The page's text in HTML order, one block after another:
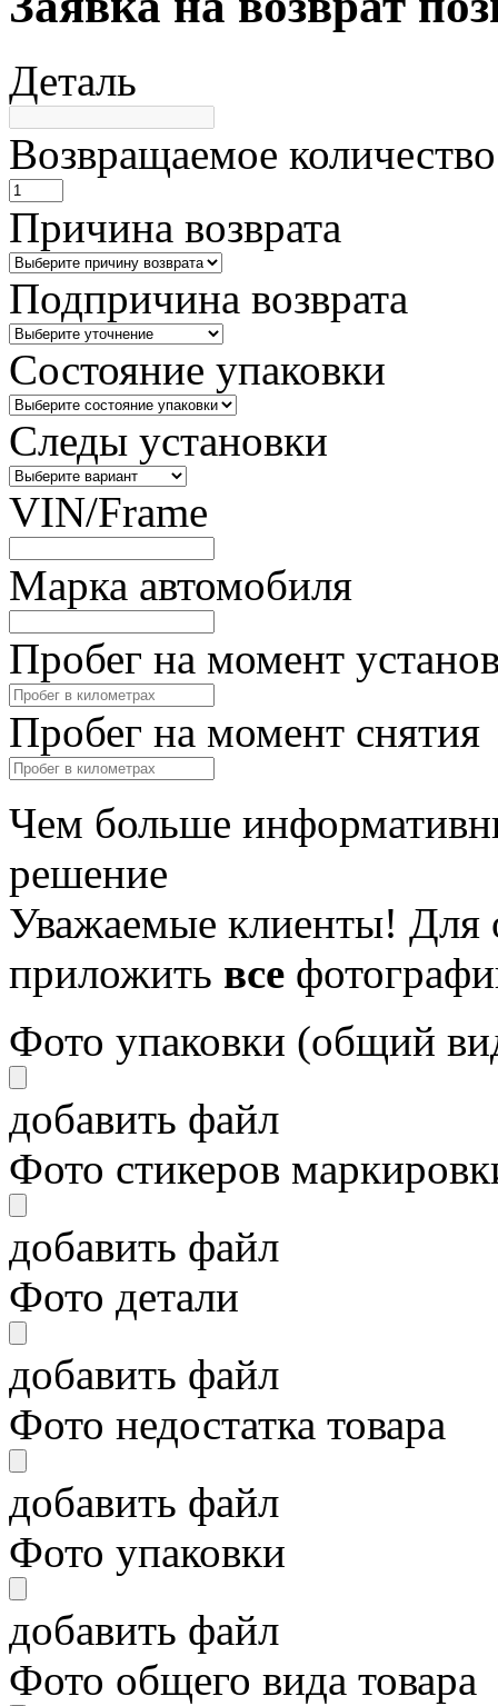
Деталь
Возвращаемое количество
Причина возврата
Подпричина возврата
Состояние упаковки
Следы установки
VIN/Frame
Марка автомобиля
Пробег на момент
Пробег на момент снятия
Чем больше
решение
Уважаемые клиенты! Для
приложить все
Фото упаковки (общий
добавить файл
Фото стикеров
добавить файл
Фото детали
добавить файл
Фото недостатка товара
добавить файл
Фото упаковки
добавить файл
Фото общего вида товара